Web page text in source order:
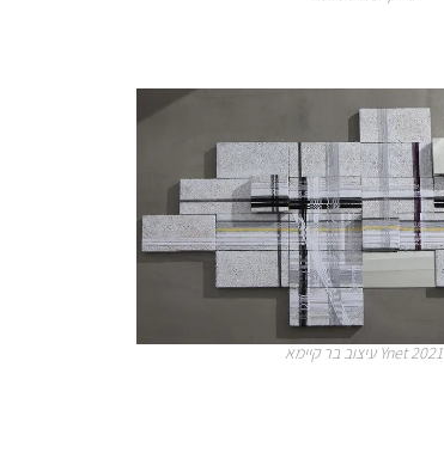
עיצוב בר קיימא Ynet 2021